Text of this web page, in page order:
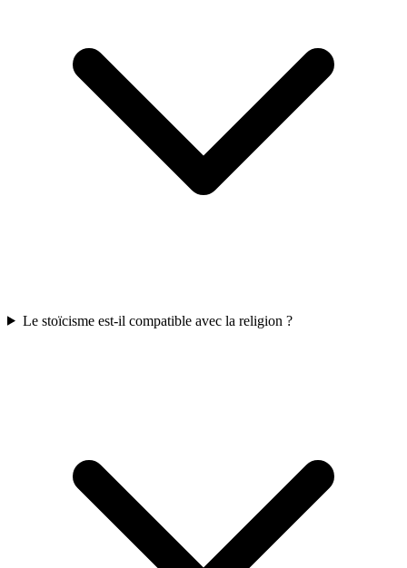
Le stoïcisme est-il compatible avec la religion ?